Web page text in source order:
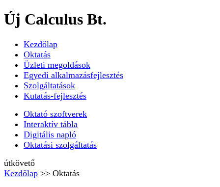
Új Calculus Bt.
Kezdőlap
Oktatás
Üzleti megoldások
Egyedi alkalmazásfejlesztés
Szolgáltatások
Kutatás-fejlesztés
Oktató szoftverek
Interaktív tábla
Digitális napló
Oktatási szolgáltatás
útkövető
Kezdőlap >> Oktatás